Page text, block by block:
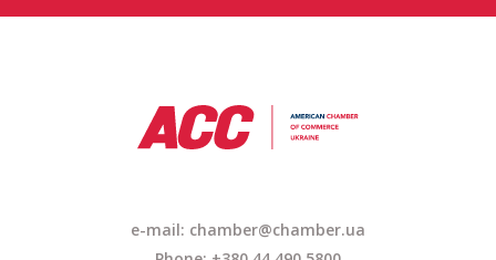
e-mail: chamber@chamber.ua